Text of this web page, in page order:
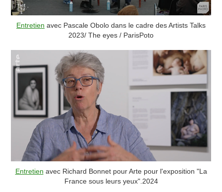
Entretien avec Pascale Obolo dans le cadre des Artists Talks
2023/ The eyes / ParisPoto
Entretien avec Richard Bonnet pour Arte pour l'exposition "La
France sous leurs yeux".2024